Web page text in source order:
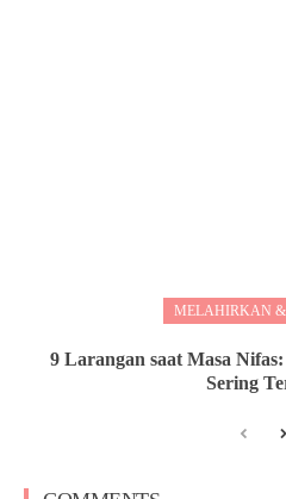
MELAHIRKAN
9 Larangan saat Masa
Sering